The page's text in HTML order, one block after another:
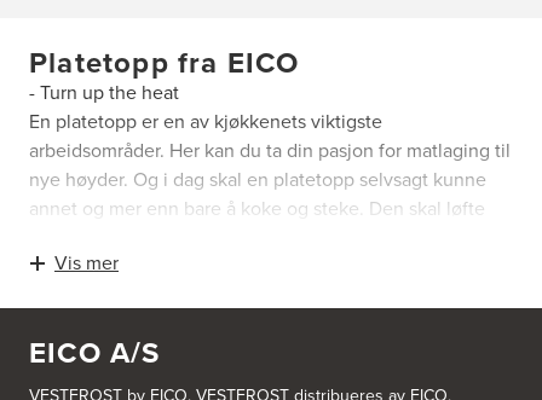
Platetopp fra EICO
- Turn up the heat
En platetopp er en av kjøkkenets viktigste
arbeidsområder. Her kan du ta din pasjon for matlaging til
nye høyder. Og i dag skal en platetopp selvsagt kunne
annet og mer enn bare å koke og steke. Den skal løfte
morsommere og enklere. Det handler blant annet om
I EICO har vi nøye utvalgt markedets beste og mest
innovative platetopper – slik at du er sikret det flotteste
Vis mer
EICO A/S